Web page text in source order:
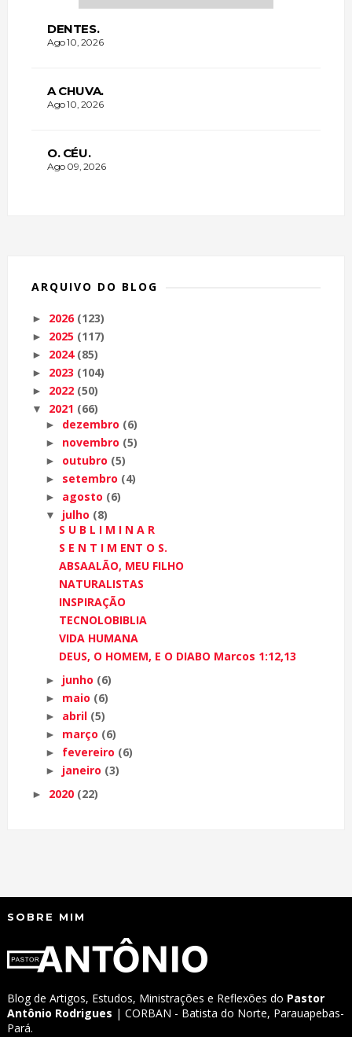
DENTES.
Ago 10, 2026
A CHUVA.
Ago 10, 2026
O. CÉU.
Ago 09, 2026
ARQUIVO DO BLOG
► 2026 (123)
► 2025 (117)
► 2024 (85)
► 2023 (104)
► 2022 (50)
▼ 2021 (66)
► dezembro (6)
► novembro (5)
► outubro (5)
► setembro (4)
► agosto (6)
▼ julho (8)
S U B L I M I N A R
S E N T I M ENT O S.
ABSAALÃO, MEU FILHO
NATURALISTAS
INSPIRAÇÃO
TECNOLOBIBLIA
VIDA HUMANA
DEUS, O HOMEM, E O DIABO Marcos 1:12,13
► junho (6)
► maio (6)
► abril (5)
► março (6)
► fevereiro (6)
► janeiro (3)
► 2020 (22)
SOBRE MIM
Blog de Artigos, Estudos, Ministrações e Reflexões do Pastor
Antônio Rodrigues | CORBAN - Batista do Norte, Parauapebas-
Pará.